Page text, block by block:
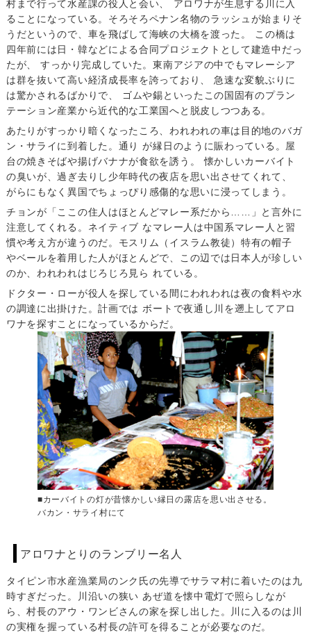
村まで行って水産課の役人と会い、 アロワナが生息する川に入
ることになっている。そろそろペナン名物のラッシュが始まりそ
うだというので、車を飛ばして海峡の大橋を渡った。 この橋は
四年前には日・韓などによる合同プロジェクトとして建造中だっ
たが、 すっかり完成していた。東南アジアの中でもマレーシア
は群を抜いて高い経済成長率を誇っており、 急速な変貌ぶりに
は驚かされるばかりで、 ゴムや錫といったこの国固有のプラン
テーション産業から近代的な工業国へと脱皮しつつある。
あたりがすっかり暗くなったころ、われわれの車は目的地のバガ
ン・サライに到着した。通り が縁日のように賑わっている。屋
台の焼きそばや揚げバナナが食欲を誘う。 懐かしいカーバイト
の臭いが、過ぎ去りし少年時代の夜店を思い出させてくれて、
がらにもなく異国でちょっぴり感傷的な思いに浸ってしまう。
チョンが「ここの住人はほとんどマレー系だから……」と言外に
注意してくれる。ネイティブ なマレー人は中国系マレー人と習
慣や考え方が違うのだ。モスリム（イスラム教徒）特有の帽子
やベールを着用した人がほとんどで、この辺では日本人が珍しい
のか、われわれはじろじろ見ら れている。
ドクター・ローが役人を探している間にわれわれは夜の食料や水
の調達に出掛けた。計画では ボートで夜通し川を遡上してアロ
ワナを探すことになっているからだ。
■カーバイトの灯が昔懐かしい縁日の露店を思い出させる。
バカン・サライ村にて
アロワナとりのランブリー名人
タイピン市水産漁業局のンク氏の先導でサラマ村に着いたのは九
時すぎだった。川沿いの狭い あぜ道を懐中電灯で照らしなが
ら、村長のアウ・ワンビさんの家を探し出した。川に入るのは川
の実権を握っている村長の許可を得ることが必要なのだ。